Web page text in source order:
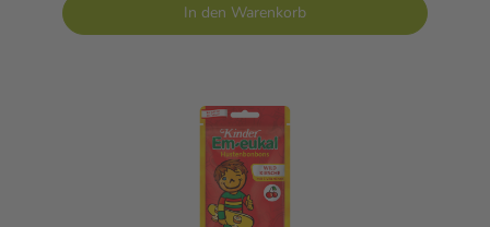
In den Warenkorb